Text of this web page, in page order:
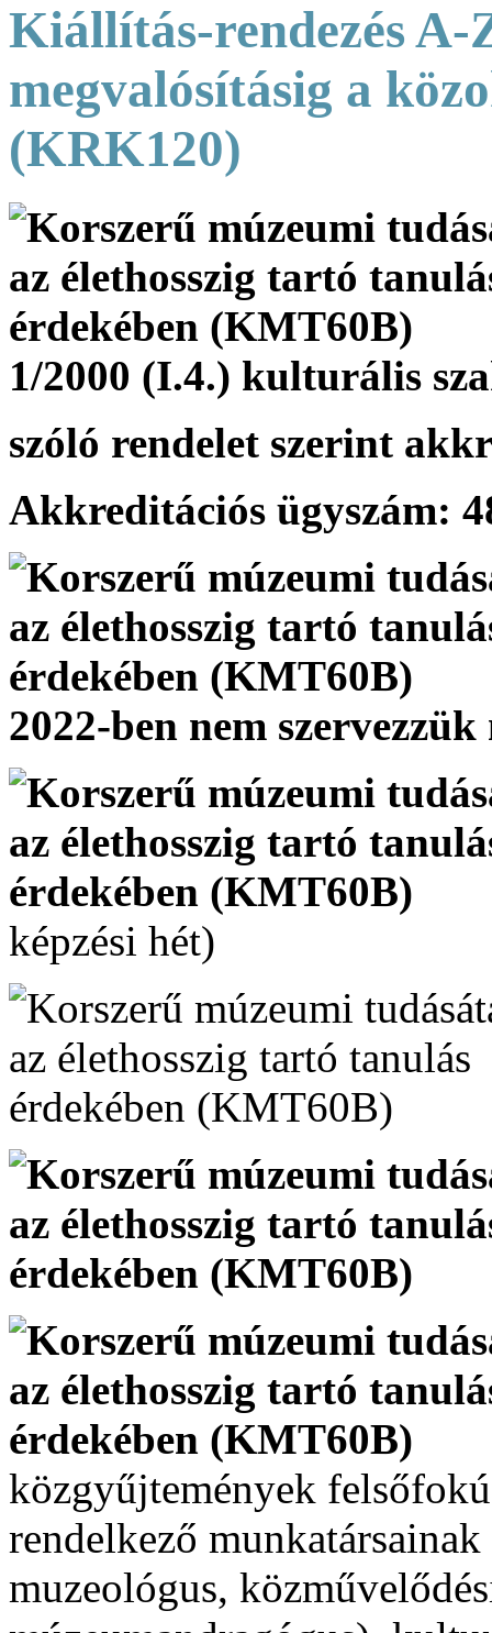
Kiállítás-rendezés
megvalósításig a
(KRK120)
1/2000 (I.4.) kulturális
szóló rendelet szerint
Akkreditációs ügyszám:
2022-ben nem szervezzük
képzési hét)
közgyűjtemények
rendelkező
muzeológus,